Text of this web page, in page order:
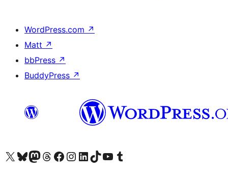
WordPress.com ↗
Matt ↗
bbPress ↗
BuddyPress ↗
X (eski Twitter) hesabımıza bakın
Bluesky hesabımızı ziyaret edinMastodon hesabımızı ziyaret edinThreads hesabımızı ziyaret edinFacebook sayfamızı ziyaret edinInstagram hesabımızı ziyaret edinLinkedIn hesabımızı ziyaret edinTikTok hesabımızı ziyaret edinYouTube kanalımızı ziyaret edinTumblr hesabımızı ziyaret edin